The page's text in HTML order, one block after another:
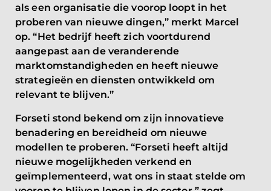
als een organisatie die voorop loopt in het
proberen van nieuwe dingen,” merkt Marcel
op. “Het bedrijf heeft zich voortdurend
aangepast aan de veranderende
marktomstandigheden en heeft nieuwe
strategieën en diensten ontwikkeld om
relevant te blijven.”
Forseti stond bekend om zijn innovatieve
benadering en bereidheid om nieuwe
modellen te proberen. “Forseti heeft altijd
nieuwe mogelijkheden verkend en
geïmplementeerd, wat ons in staat stelde om